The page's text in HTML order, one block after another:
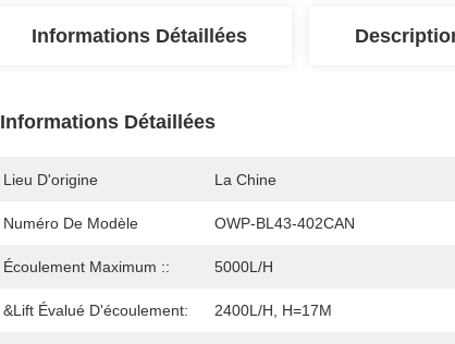
Informations Détaillées
Informations Détaillées
Lieu D'origine La Chine
Numéro De Modèle OWP-BL43-402CAN
Écoulement Maximum :: 5000L/H
&lift Évalué D'écoulement: 2400L/H, H=17M